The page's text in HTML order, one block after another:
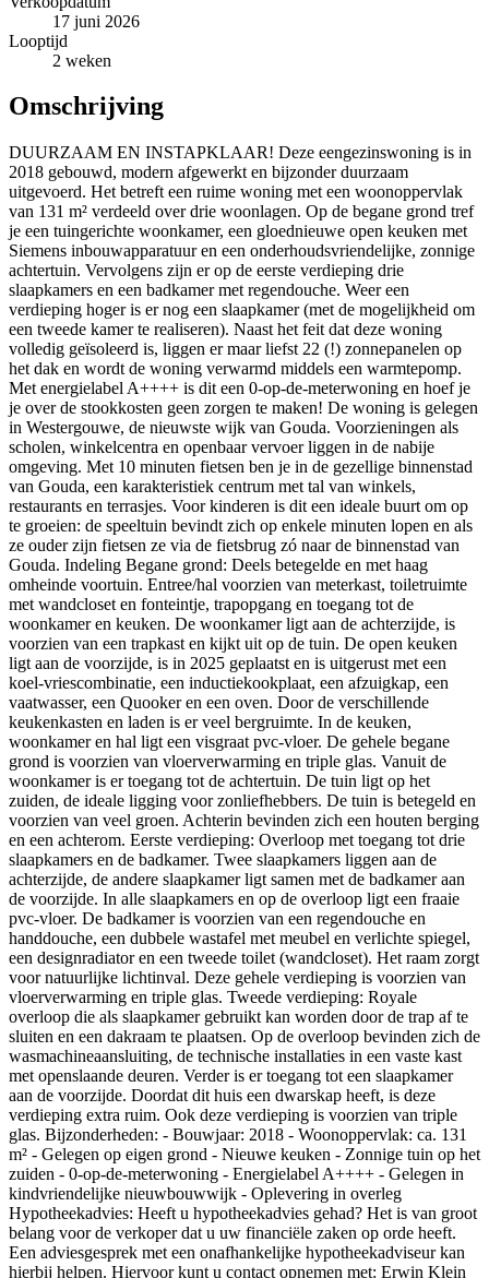
17 juni 2026
Looptijd
2 weken
Omschrijving
DUURZAAM EN INSTAPKLAAR! Deze eengezinswoning is in
2018 gebouwd, modern afgewerkt en bijzonder duurzaam
uitgevoerd. Het betreft een ruime woning met een woonoppervlak
van 131 m² verdeeld over drie woonlagen. Op de begane grond tref
je een tuingerichte woonkamer, een gloednieuwe open keuken met
Siemens inbouwapparatuur en een onderhoudsvriendelijke, zonnige
achtertuin. Vervolgens zijn er op de eerste verdieping drie
slaapkamers en een badkamer met regendouche. Weer een
verdieping hoger is er nog een slaapkamer (met de mogelijkheid om
een tweede kamer te realiseren). Naast het feit dat deze woning
volledig geïsoleerd is, liggen er maar liefst 22 (!) zonnepanelen op
het dak en wordt de woning verwarmd middels een warmtepomp.
Met energielabel A++++ is dit een 0-op-de-meterwoning en hoef je
je over de stookkosten geen zorgen te maken! De woning is gelegen
in Westergouwe, de nieuwste wijk van Gouda. Voorzieningen als
scholen, winkelcentra en openbaar vervoer liggen in de nabije
omgeving. Met 10 minuten fietsen ben je in de gezellige binnenstad
van Gouda, een karakteristiek centrum met tal van winkels,
restaurants en terrasjes. Voor kinderen is dit een ideale buurt om op
te groeien: de speeltuin bevindt zich op enkele minuten lopen en als
ze ouder zijn fietsen ze via de fietsbrug zó naar de binnenstad van
Gouda. Indeling Begane grond: Deels betegelde en met haag
omheinde voortuin. Entree/hal voorzien van meterkast, toiletruimte
met wandcloset en fonteintje, trapopgang en toegang tot de
woonkamer en keuken. De woonkamer ligt aan de achterzijde, is
voorzien van een trapkast en kijkt uit op de tuin. De open keuken
ligt aan de voorzijde, is in 2025 geplaatst en is uitgerust met een
koel-vriescombinatie, een inductiekookplaat, een afzuigkap, een
vaatwasser, een Quooker en een oven. Door de verschillende
keukenkasten en laden is er veel bergruimte. In de keuken,
woonkamer en hal ligt een visgraat pvc-vloer. De gehele begane
grond is voorzien van vloerverwarming en triple glas. Vanuit de
woonkamer is er toegang tot de achtertuin. De tuin ligt op het
zuiden, de ideale ligging voor zonliefhebbers. De tuin is betegeld en
voorzien van veel groen. Achterin bevinden zich een houten berging
en een achterom. Eerste verdieping: Overloop met toegang tot drie
slaapkamers en de badkamer. Twee slaapkamers liggen aan de
achterzijde, de andere slaapkamer ligt samen met de badkamer aan
de voorzijde. In alle slaapkamers en op de overloop ligt een fraaie
pvc-vloer. De badkamer is voorzien van een regendouche en
handdouche, een dubbele wastafel met meubel en verlichte spiegel,
een designradiator en een tweede toilet (wandcloset). Het raam zorgt
voor natuurlijke lichtinval. Deze gehele verdieping is voorzien van
vloerverwarming en triple glas. Tweede verdieping: Royale
overloop die als slaapkamer gebruikt kan worden door de trap af te
sluiten en een dakraam te plaatsen. Op de overloop bevinden zich de
wasmachineaansluiting, de technische installaties in een vaste kast
met openslaande deuren. Verder is er toegang tot een slaapkamer
aan de voorzijde. Doordat dit huis een dwarskap heeft, is deze
verdieping extra ruim. Ook deze verdieping is voorzien van triple
glas. Bijzonderheden: - Bouwjaar: 2018 - Woonoppervlak: ca. 131
m² - Gelegen op eigen grond - Nieuwe keuken - Zonnige tuin op het
zuiden - 0-op-de-meterwoning - Energielabel A++++ - Gelegen in
kindvriendelijke nieuwbouwwijk - Oplevering in overleg
Hypotheekadvies: Heeft u hypotheekadvies gehad? Het is van groot
belang voor de verkoper dat u uw financiële zaken op orde heeft.
Een adviesgesprek met een onafhankelijke hypotheekadviseur kan
hierbij helpen. Hiervoor kunt u contact opnemen met: Erwin Klein